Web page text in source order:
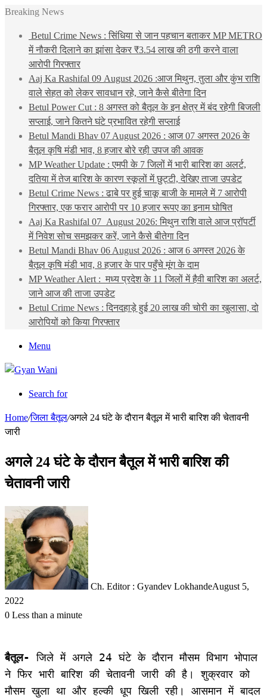
Breaking News
Betul Crime News : सिंधिया से जान पहचान बताकर MP METRO
में नौकरी दिलाने का झांसा देकर ₹3.54 लाख की ठगी करने वाला
आरोपी गिरफ्तार
Aaj Ka Rashifal 09 August 2026 :आज मिथुन, तुला और कुंभ राशि
वाले सेहत को लेकर सावधान रहे, जाने कैसे बीतेगा दिन
Betul Power Cut : 8 अगस्त को बैतूल के इन क्षेत्र में बंद रहेगी बिजली
सप्लाई, जाने कितने घंटे प्रभावित रहेगी सप्लाई
Betul Mandi Bhav 07 August 2026 : आज 07 अगस्त 2026 के
बैतूल कृषि मंडी भाव, 8 हजार बोरे रही उपज की आवक
MP Weather Update : एमपी के 7 जिलों में भारी बारिश का अलर्ट,
दतिया में तेज बारिश के कारण स्कूलों में छुट्टी, देखिए ताजा उपडेट
Betul Crime News : ढाबे पर हुई चाकू बाजी के मामले में 7 आरोपी
गिरफ्तार, एक फरार आरोपी पर 10 हजार रूपए का इनाम घोषित
Aaj Ka Rashifal 07 August 2026: मिथुन राशि वाले आज प्रॉपर्टी
में निवेश सोच समझकर करें, जाने कैसे बीतेगा दिन
Betul Mandi Bhav 06 August 2026 : आज 6 अगस्त 2026 के
बैतूल कृषि मंडी भाव, 8 हजार के पार पहुँचे मूंग के दाम
MP Weather Alert : मध्य प्रदेश के 11 जिलों में हैवी बारिश का अलर्ट,
जाने आज की ताजा उपडेट
Betul Crime News : दिनदहाड़े हुई 20 लाख की चोरी का खुलासा, दो
आरोपियों को किया गिरफ्तार
Menu
Search for
Home/जिला बैतूल/अगले 24 घंटे के दौरान बैतूल में भारी बारिश की चेतावनी
जारी
अगले 24 घंटे के दौरान बैतूल में भारी बारिश की
चेतावनी जारी
Ch. Editor : Gyandev LokhandeAugust 5,
2022
0 Less than a minute
बैतूल- जिले में अगले 24 घंटे के दौरान मौसम विभाग भोपाल
ने फिर भारी बारिश की चेतावनी जारी की है। शुक्रवार को
मौसम खुला था और हल्की धूप खिली रही। आसमान में बादल